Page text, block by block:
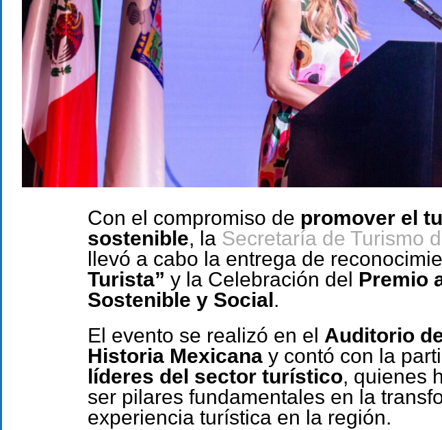
Con el compromiso de promover el
sostenible, la Secretaría de Turismo
llevó a cabo la entrega de
Turista” y la Celebración del Premio
Sostenible y Social.
El evento se realizó en el Auditorio
Historia Mexicana y contó con la
líderes del sector turístico, quienes
ser pilares fundamentales en la
experiencia turística en la región.